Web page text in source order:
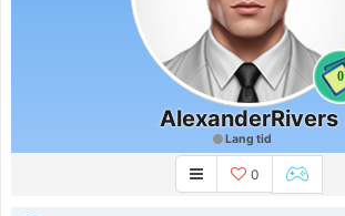
0
AlexanderRivers
Lang tid
0